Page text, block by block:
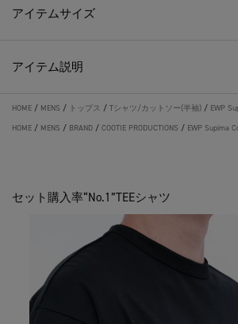
アイテムサイズ
アイテム説明
HOME / MENS / トップス / Tシャツ/カットソー(半袖) / EWP
HOME / MENS / BRAND / COOTIE PRODUCTIONS / EWP Supima
セット購入率“No.1”TEEシャツ